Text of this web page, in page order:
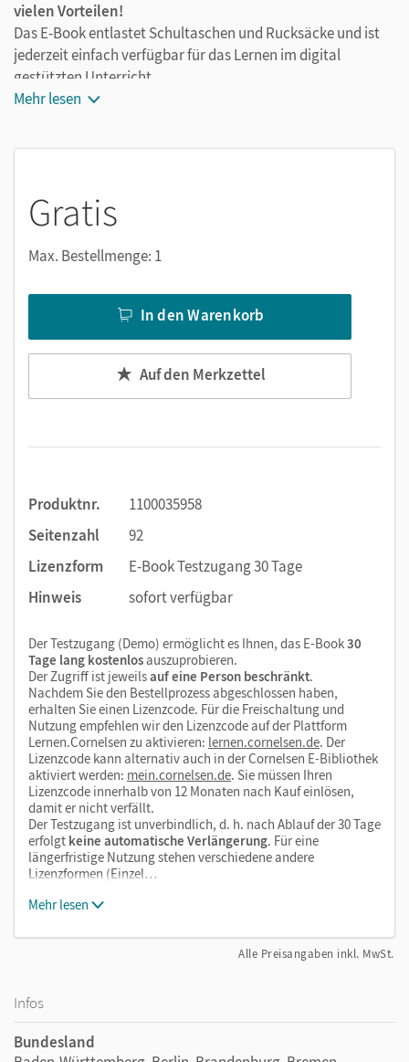
vielen Vorteilen!
Das E-Book entlastet Schultaschen und Rucksäcke und ist
jederzeit einfach verfügbar für das Lernen im digital
gestützten Unterricht.
Die Medien zum Workbook sind wichtige Bestandteile des E-
kein zeitaufwendiges Suchen. Dieses E-Book enthält z. B.:
Erklärfilme
Lösungen zu denChallenge-undEarly finisher-
Aufgaben aus derDiff bank
Neu:Digital help
Außerdem bietet das Workbook als E-Book viele digitale
zur Texteingabe ist die handschriftliche Bearbeitung mit
Mehr lesen
Gratis
Max. Bestellmenge: 1
In den Warenkorb
Auf den Merkzettel
Produktnr.
1100035958
Seitenzahl
92
Lizenzform
E-Book Testzugang 30 Tage
Hinweis
sofort verfügbar
Der Testzugang (Demo) ermöglicht es Ihnen, das E-Book30
Tage lang kostenlosauszuprobieren.
Der Zugriff ist jeweilsauf eine Person beschränkt.
Nachdem Sie den Bestellprozess abgeschlossen haben,
erhalten Sie einen Lizenzcode. Für die Freischaltung und
Nutzung empfehlen wir den Lizenzcode auf der Plattform
Lernen.Cornelsen zu aktivieren: lernen.cornelsen.de. Der
Lizenzcode kann alternativ auch in der Cornelsen E-Bibliothek
aktiviert werden: mein.cornelsen.de. Sie müssen Ihren
Lizenzcode innerhalb von 12 Monaten nach Kauf einlösen,
damit er nicht verfällt.
Der Testzugang ist unverbindlich, d. h. nach Ablauf der 30 Tage
erfolgt keine automatische Verlängerung. Für eine
längerfristige Nutzung stehen verschiedene andere
Lizenzformen (Einzel…
Mehr lesen
Alle Preisangaben inkl. MwSt.
Infos
Bundesland